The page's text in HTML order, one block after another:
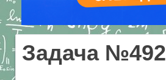
Задача №492